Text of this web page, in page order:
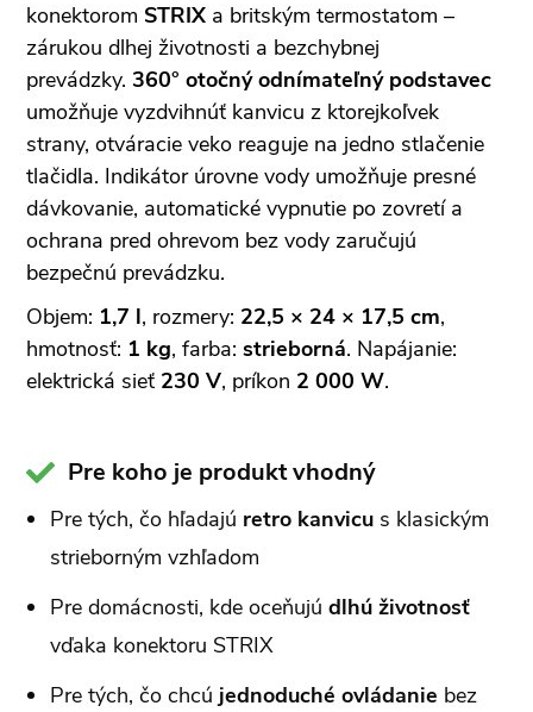
konektorom STRIX a britským termostatom –
zárukou dlhej životnosti a bezchybnej
prevádzky. 360° otočný odnímateľný podstavec
umožňuje vyzdvihnúť kanvicu z ktorejkoľvek
strany, otváracie veko reaguje na jedno stlačenie
tlačidla. Indikátor úrovne vody umožňuje presné
dávkovanie, automatické vypnutie po zovretí a
ochrana pred ohrevom bez vody zaručujú
bezpečnú prevádzku.
Objem: 1,7 l, rozmery: 22,5 × 24 × 17,5 cm,
hmotnosť: 1 kg, farba: strieborná. Napájanie:
elektrická sieť 230 V, príkon 2 000 W.
Pre koho je produkt vhodný
Pre tých, čo hľadajú retro kanvicu s klasickým
strieborným vzhľadom
Pre domácnosti, kde oceňujú dlhú životnosť
vďaka konektoru STRIX
Pre tých, čo chcú jednoduché ovládanie bez